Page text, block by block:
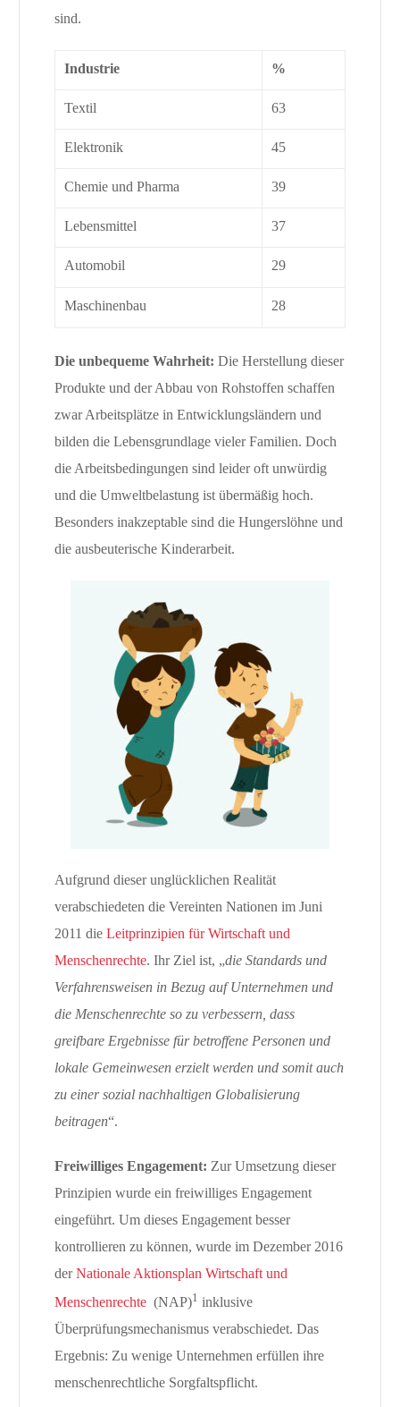
sind.
Industrie %
Textil 63
Elektronik 45
Chemie und Pharma 39
Lebensmittel 37
Automobil 29
Maschinenbau 28
Die unbequeme Wahrheit: Die Herstellung dieser
Produkte und der Abbau von Rohstoffen schaffen
zwar Arbeitsplätze in Entwicklungsländern und
bilden die Lebensgrundlage vieler Familien. Doch
die Arbeitsbedingungen sind leider oft unwürdig
und die Umweltbelastung ist übermäßig hoch.
Besonders inakzeptable sind die Hungerslöhne und
die ausbeuterische Kinderarbeit.
Aufgrund dieser unglücklichen Realität
verabschiedeten die Vereinten Nationen im Juni
2011 die Leitprinzipien für Wirtschaft und
Menschenrechte. Ihr Ziel ist, „die Standards und
Verfahrensweisen in Bezug auf Unternehmen und
die Menschenrechte so zu verbessern, dass
greifbare Ergebnisse für betroffene Personen und
lokale Gemeinwesen erzielt werden und somit auch
zu einer sozial nachhaltigen Globalisierung
beitragen“.
Freiwilliges Engagement: Zur Umsetzung dieser
Prinzipien wurde ein freiwilliges Engagement
eingeführt. Um dieses Engagement besser
kontrollieren zu können, wurde im Dezember 2016
derNationale Aktionsplan Wirtschaft und
Menschenrechte(NAP)1 inklusive
Überprüfungsmechanismus verabschiedet. Das
Ergebnis: Zu wenige Unternehmen erfüllen ihre
menschenrechtliche Sorgfaltspflicht.